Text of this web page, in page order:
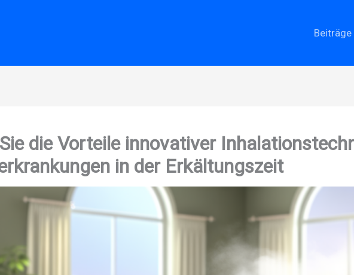
Beiträge
die Vorteile innovativer
in der Erkältungszeit